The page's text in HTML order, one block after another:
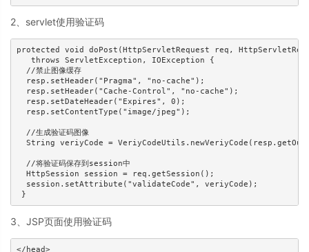
2、servlet使用验证码
protected void doPost(HttpServletRequest req,
   throws ServletException, IOException {
  //禁止图像缓存
  resp.setHeader("Pragma", "no-cache");
  resp.setHeader("Cache-Control", "no-cache");
  resp.setDateHeader("Expires", 0);
  resp.setContentType("image/jpeg");
  //生成验证码图像
String veriyCode =
  //将验证码保存到session中
  HttpSession session = req.getSession();
  session.setAttribute("validateCode", veriyCode);
3、JSP页面使用验证码
</head>